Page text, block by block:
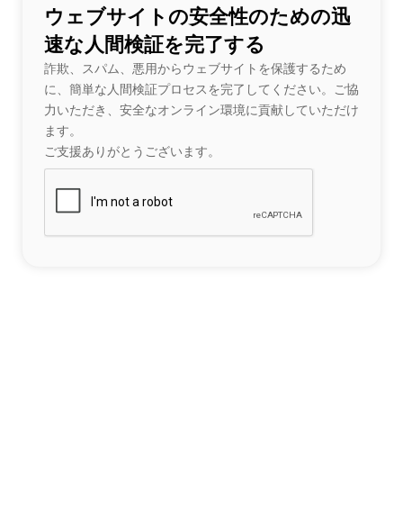
ウェブサイトの安全性のための迅
速な人間検証を完了する
詐欺、スパム、悪用からウェブサイトを保護するため
に、簡単な人間検証プロセスを完了してください。ご協
力いただき、安全なオンライン環境に貢献していただけ
ます。
ご支援ありがとうございます。